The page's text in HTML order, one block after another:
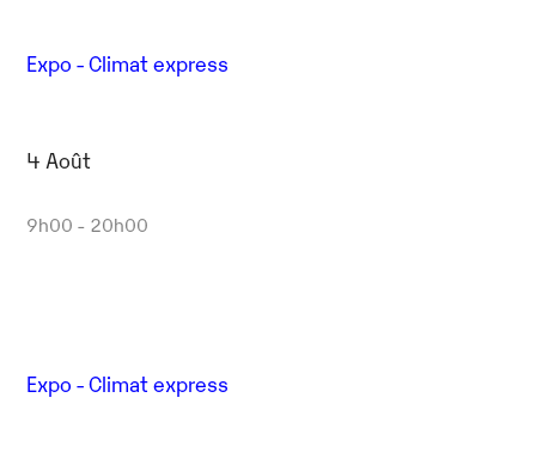
Expo - Climat express
4 Août
9h00 - 20h00
Expo - Climat express